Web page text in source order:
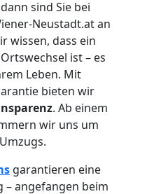
sind Sie bei
Neustadt.at an
wissen, dass ein
ist – es
Leben. Mit
bieten wir
. Ab einem
wir uns um
garantieren eine
– angefangen beim